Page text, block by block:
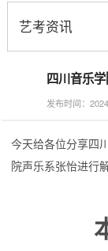
艺考资讯
四川音乐
发布时间：
今天给各位分享四
院声乐系张怡进行